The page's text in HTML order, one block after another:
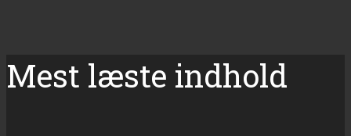
Mest læste indhold